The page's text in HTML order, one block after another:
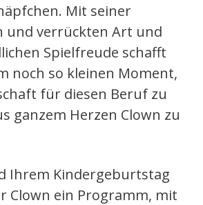
Mit seiner
und verrückten Art und
Spielfreude schafft
noch so kleinen Moment,
für diesen Beruf zu
ganzem Herzen Clown zu
Ihrem Kindergeburtstag
Clown ein Programm, mit